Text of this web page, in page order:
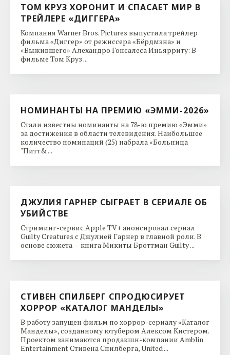
ТОМ КРУЗ ХОРОНИТ И СПАСАЕТ МИР В
ТРЕЙЛЕРЕ «ДИГГЕРА»
Компания Warner Bros. Pictures выпустила трейлер
фильма «Диггер» от режиссера «Бёрдмэна» и
«Выжившего» Алехандро Гонсалеса Иньярриту: В
фильме Том Круз ...
НОМИНАНТЫ НА ПРЕМИЮ «ЭММИ-2026»
Стали известны номинанты на 78-ю премию «Эмми»
за достижения в области телевидения. Наибольшее
количество номинаций (25) набрала «Больница
"Питт& ...
ДЖУЛИЯ ГАРНЕР СЫГРАЕТ В СЕРИАЛЕ ОБ
УБИЙСТВЕ
Стриминг-сервис Apple TV+ анонсировал сериал
Guilty Creatures с Джулией Гарнер в главной роли. В
основе сюжета — книга Микиты Броттман Guilty ...
СТИВЕН СПИЛБЕРГ СПРОДЮСИРУЕТ
ХОРРОР «КАТАЛОГ МАНДЕЛЫ»
В работу запущен фильм по хоррор-сериалу «Каталог
Манделы», созданному ютубером Алексом Кистером.
Проектом занимаются продакшн-компании Amblin
Entertainment Стивена Спилберга, United ...